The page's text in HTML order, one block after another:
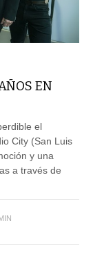
EN
el
City (San Luis
y una
a través de